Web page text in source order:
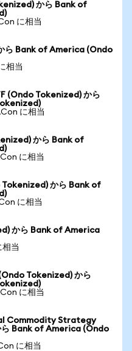
から Bank of
に相当
ら Bank of America (Ondo
相当
(Ondo Tokenized) から
に相当
から Bank of
に相当
から Bank of
に相当
から Bank of America
相当
Tokenized) から
に相当
Commodity Strategy
ら Bank of America (Ondo
に相当